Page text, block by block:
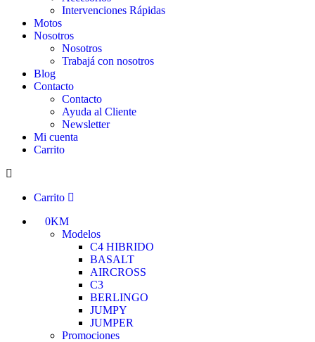
Intervenciones Rápidas
Motos
Nosotros
Nosotros
Trabajá con nosotros
Blog
Contacto
Contacto
Ayuda al Cliente
Newsletter
Mi cuenta
Carrito
Carrito
0KM
Modelos
C4 HIBRIDO
BASALT
AIRCROSS
C3
BERLINGO
JUMPY
JUMPER
Promociones